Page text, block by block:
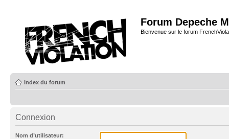
Forum Depeche
Bienvenue sur le forum
Index du forum
Connexion
Nom d’utilisateur: